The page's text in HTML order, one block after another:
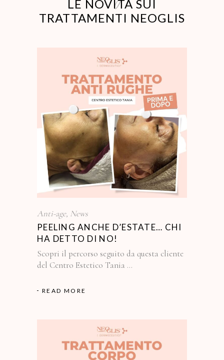
LE NOVITÀ SUI
TRATTAMENTI NEOGLIS
Anti-age, News
PEELING ANCHE D’ESTATE… CHI
HA DETTO DI NO!
Scopri il percorso seguito da questa cliente
del Centro Estetico Tania
READ MORE